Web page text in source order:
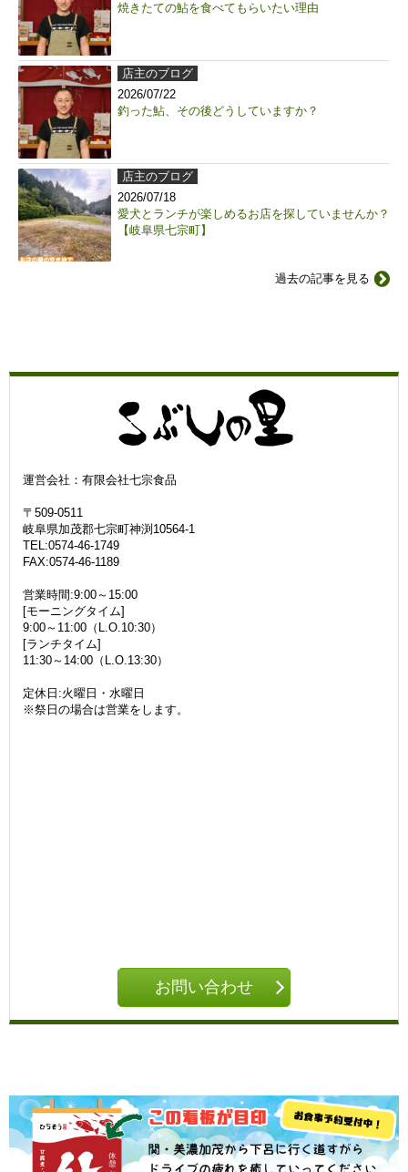
焼きたての鮎を食べてもらいたい理由
店主のブログ
2026/07/22
釣った鮎、その後どうしていますか？
店主のブログ
2026/07/18
愛犬とランチが楽しめるお店を探していませんか？
【岐阜県七宗町】
過去の記事を見る
運営会社：有限会社七宗食品
〒509-0511
岐阜県加茂郡七宗町神渕10564-1
TEL:0574-46-1749
FAX:0574-46-1189
営業時間:9:00～15:00
[モーニングタイム]
9:00～11:00（L.O.10:30）
[ランチタイム]
11:30～14:00（L.O.13:30）
定休日:火曜日・水曜日
※祭日の場合は営業をします。
お問い合わせ